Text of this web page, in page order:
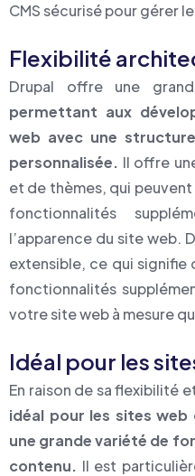
CMS sécurisé pour gérer
Flexibilité
Drupal offre une
permettant aux
web avec une
personnalisée. Il offre
et de thèmes, qui
fonctionnalités
l’apparence du site web.
extensible, ce qui signifie
fonctionnalités
votre site web à mesure
Idéal pour les
En raison de sa flexibilité
idéal pour les sites
une grande variété de
contenu. Il est